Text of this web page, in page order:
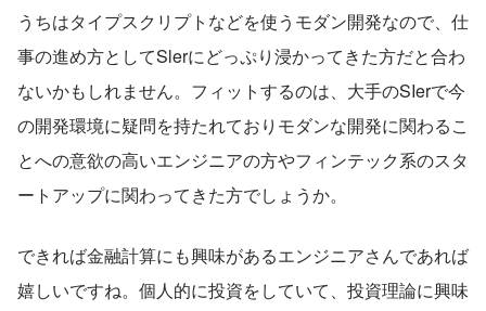
うちはタイプスクリプトなどを使うモダン開発なので、仕
事の進め方としてSlerにどっぷり浸かってきた方だと合わ
ないかもしれません。フィットするのは、大手のSIerで今
の開発環境に疑問を持たれておりモダンな開発に関わるこ
とへの意欲の高いエンジニアの方やフィンテック系のスタ
ートアップに関わってきた方でしょうか。
できれば金融計算にも興味があるエンジニアさんであれば
嬉しいですね。個人的に投資をしていて、投資理論に興味